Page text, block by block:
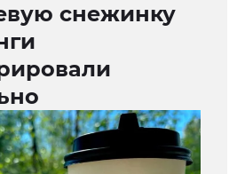
снежинку